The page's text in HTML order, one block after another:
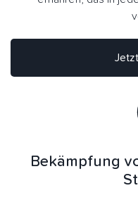
Bekämpfung